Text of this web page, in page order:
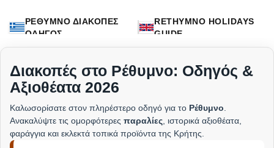
ΡΕΘΥΜΝΟ ΔΙΑΚΟΠΕΣ
ΟΔΗΓΟΣ
RETHYMNO HOLIDAYS
GUIDE
Διακοπές στο Ρέθυμνο: Οδηγός &
Αξιοθέατα 2026
Καλωσορίσατε στον πληρέστερο οδηγό για το Ρέθυμνο
Ανακαλύψτε τις ομορφότερες παραλίες , ιστορικά αξιοθέατα,
φαράγγια και εκλεκτά τοπικά προϊόντα της Κρήτης.